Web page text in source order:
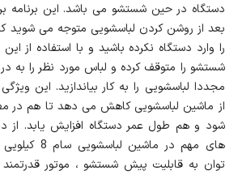
دستگاه در حین شستشو می باشد. این برنامه
بعد از روشن کردن لباسشویی متوجه می شوید که
را وارد دستگاه نکرده باشید و با استفاده از
شستشو را متوقف کرده و لباس مورد نظر را به
مجددا لباسشویی را به کار بیاندازید. این
از ماشین لباسشویی کاهش می دهد تا هم در
شود و هم طول عمر دستگاه افزایش یابد. از